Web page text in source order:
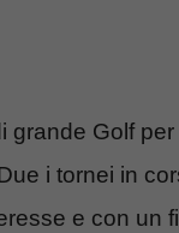
grande Golf per
i tornei in
e con un